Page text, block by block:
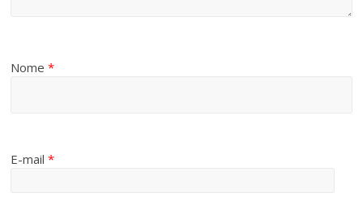
Nome*
E-mail*